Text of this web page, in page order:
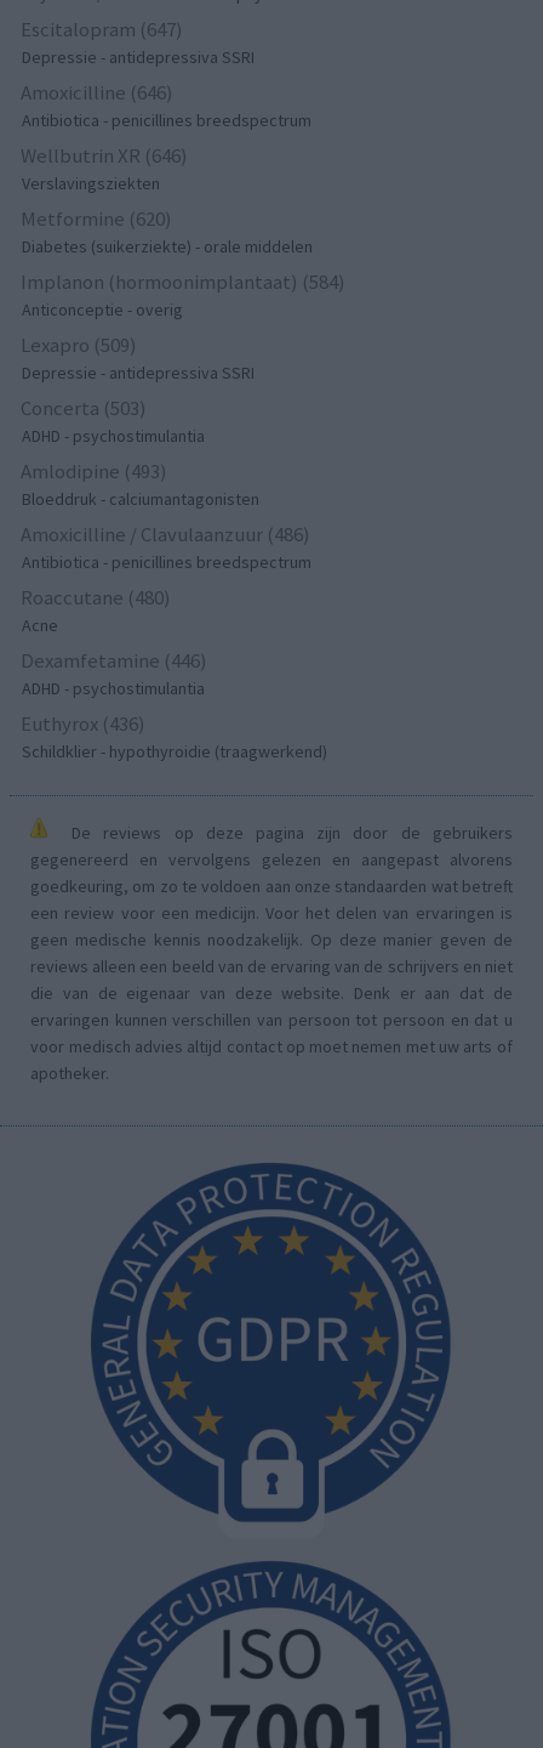
Escitalopram (647)
Depressie - antidepressiva SSRI
Amoxicilline (646)
Antibiotica - penicillines breedspectrum
Wellbutrin XR (646)
Verslavingsziekten
Metformine (620)
Diabetes (suikerziekte) - orale middelen
Implanon (hormoonimplantaat) (584)
Anticonceptie - overig
Lexapro (509)
Depressie - antidepressiva SSRI
Concerta (503)
ADHD - psychostimulantia
Amlodipine (493)
Bloeddruk - calciumantagonisten
Amoxicilline / Clavulaanzuur (486)
Antibiotica - penicillines breedspectrum
Roaccutane (480)
Acne
Dexamfetamine (446)
ADHD - psychostimulantia
Euthyrox (436)
Schildklier - hypothyroidie (traagwerkend)
De reviews op deze pagina zijn door de gebruikers
gegenereerd en vervolgens gelezen en aangepast alvorens
goedkeuring, om zo te voldoen aan onze standaarden wat betreft
een review voor een medicijn. Voor het delen van ervaringen is
geen medische kennis noodzakelijk. Op deze manier geven de
reviews alleen een beeld van de ervaring van de schrijvers en niet
die van de eigenaar van deze website. Denk er aan dat de
ervaringen kunnen verschillen van persoon tot persoon en dat u
voor medisch advies altijd contact op moet nemen met uw arts of
apotheker.